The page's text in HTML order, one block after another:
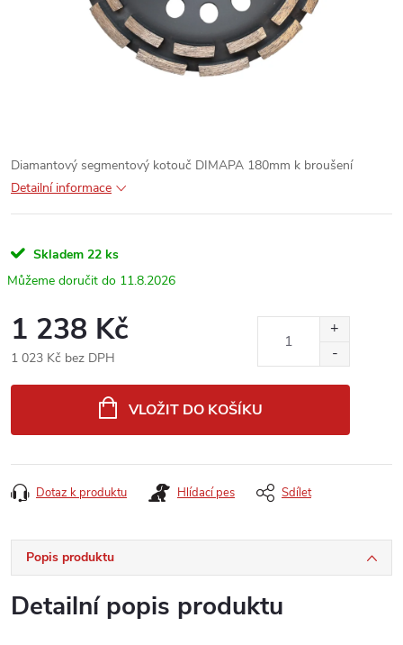
Diamantový segmentový kotouč DIMAPA 180mm k broušení
Detailní informace
Skladem 22 ks
11.8.2026
1 238 Kč
1 023 Kč bez DPH
VLOŽIT DO KOŠÍKU
Dotaz k produktu Hlídací pes Sdílet
Popis produktu
Detailní popis produktu